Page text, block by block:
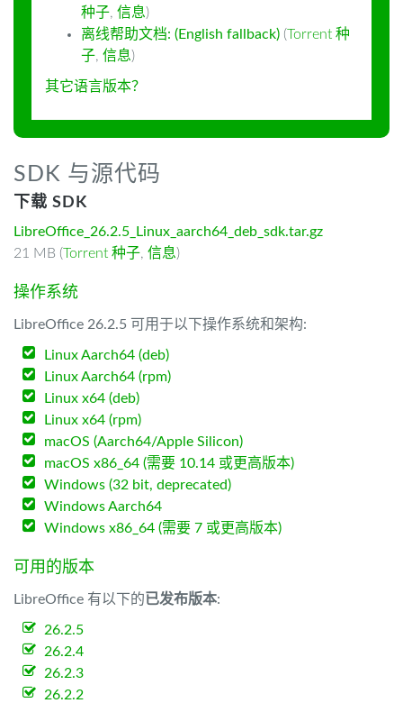
种子, 信息)
离线帮助文档: (English fallback) (Torrent 种
子, 信息)
其它语言版本？
SDK 与源代码
下载 SDK
LibreOffice_26.2.5_Linux_aarch64_deb_sdk.tar.gz
21 MB (Torrent 种子, 信息)
操作系统
LibreOffice 26.2.5 可用于以下操作系统和架构:
Linux Aarch64 (deb)
Linux Aarch64 (rpm)
Linux x64 (deb)
Linux x64 (rpm)
macOS (Aarch64/Apple Silicon)
macOS x86_64 (需要 10.14 或更高版本)
Windows (32 bit, deprecated)
Windows Aarch64
Windows x86_64 (需要 7 或更高版本)
可用的版本
LibreOffice 有以下的已发布版本:
26.2.5
26.2.4
26.2.3
26.2.2